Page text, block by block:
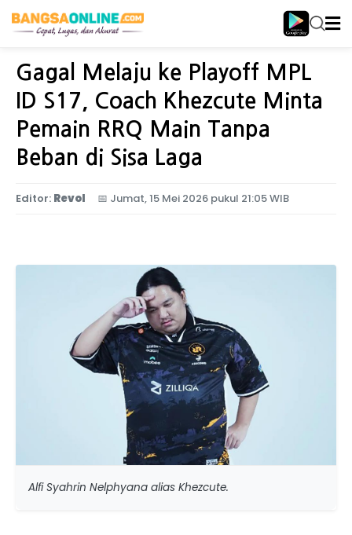
Home Olahraga
Gagal Melaju ke Playoff MPL
ID S17, Coach Khezcute Minta
Pemain RRQ Main Tanpa
Beban di Sisa Laga
Editor: Revol 📅 Jumat, 15 Mei 2026 pukul 21:05 WIB
Alfi Syahrin Nelphyana alias Khezcute.